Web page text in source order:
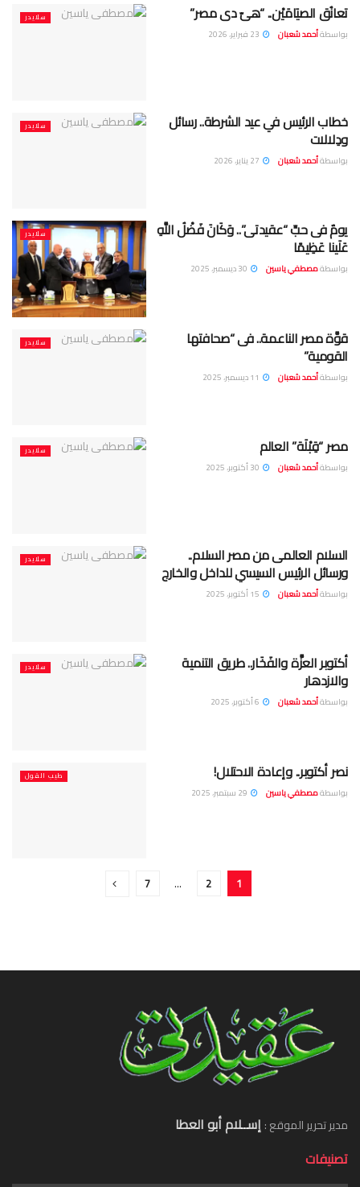
سلايدر تعانُق الصيَامَيْن.. “هىّ دى مصر”
بواسطةأحمد شعبان
سلايدر خطاب الرئيس في عيد الشرطة.. رسائل
ودِلالات
بواسطةأحمد شعبان
سلايدر يومٌ فى حبِّ “عقيدتى”.. وَكَانَ فَضْلُ اللَّهِ
عَلَينا عَظِيمًا
بواسطةمصطفي ياسين
سلايدر قوَّة مصر الناعمة.. فى “صحافتها
القومية”
بواسطةأحمد شعبان
سلايدر مصر “قِبْلَة” العالم
بواسطةأحمد شعبان
سلايدر السلام العالمى من مصر السلام..
ورسائل الرئيس السيسي للداخل والخارج
بواسطةأحمد شعبان
سلايدر أكتوبر العزَّة والفَخَار.. طريق التنمية
والازدهار
بواسطةأحمد شعبان
طيب القول نصر أكتوبر.. وإعادة الاحتلال!
بواسطةمصطفي ياسين
1
2
…
7
مدير تحرير الموقع :إســلام أبو العطا
تصنيفات